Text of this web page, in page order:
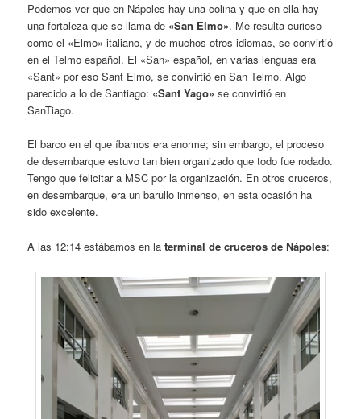
Podemos ver que en Nápoles hay una colina y que en ella hay
una fortaleza que se llama de «San Elmo». Me resulta curioso
como el «Elmo» italiano, y de muchos otros idiomas, se convirtió
en el Telmo español. El «San» español, en varias lenguas era
«Sant» por eso Sant Elmo, se convirtió en San Telmo. Algo
parecido a lo de Santiago: «Sant Yago» se convirtió en
SanTiago.
El barco en el que íbamos era enorme; sin embargo, el proceso
de desembarque estuvo tan bien organizado que todo fue rodado.
Tengo que felicitar a MSC por la organización. En otros cruceros,
en desembarque, era un barullo inmenso, en esta ocasión ha
sido excelente.
A las 12:14 estábamos en laterminal de cruceros de Nápoles: